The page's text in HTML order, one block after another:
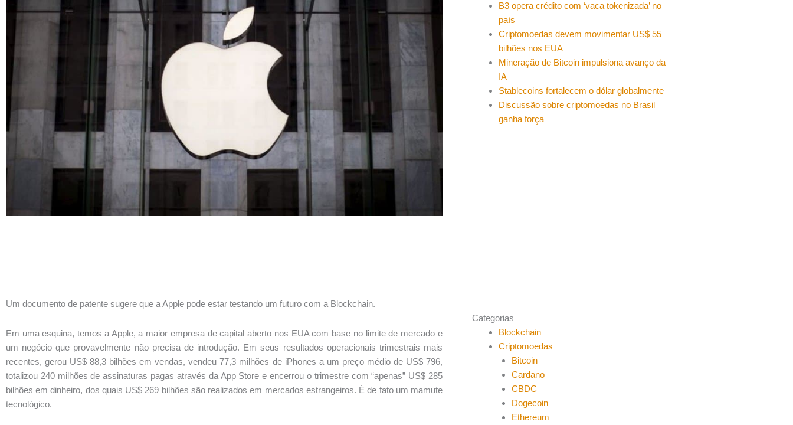
Um documento de patente sugere que a Apple pode estar testando um futuro com a Blockchain.
Em uma esquina, temos a Apple, a maior empresa de capital aberto nos EUA com base no limite de mercado e
um negócio que provavelmente não precisa de introdução. Em seus resultados operacionais trimestrais mais
recentes, gerou US$ 88,3 bilhões em vendas, vendeu 77,3 milhões de iPhones a um preço médio de US$ 796,
totalizou 240 milhões de assinaturas pagas através da App Store e encerrou o trimestre com “apenas” US$ 285
bilhões em dinheiro, dos quais US$ 269 bilhões são realizados em mercados estrangeiros. É de fato um mamute
tecnológico.
B3 opera crédito com ‘vaca tokenizada’ no
país
Criptomoedas devem movimentar US$ 55
bilhões nos EUA
Mineração de Bitcoin impulsiona avanço da
IA
Stablecoins fortalecem o dólar globalmente
Discussão sobre criptomoedas no Brasil
ganha força
Categorias
Blockchain
Criptomoedas
Bitcoin
Cardano
CBDC
Dogecoin
Ethereum